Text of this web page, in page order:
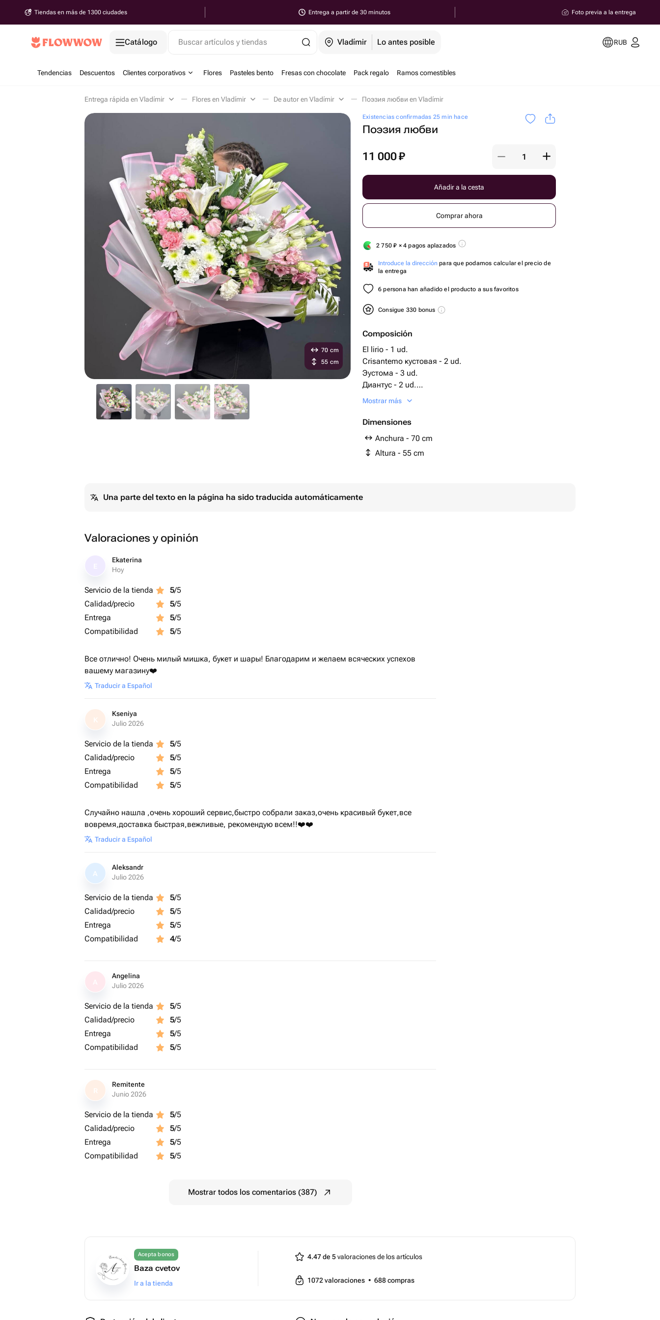
Tiendas en más de 1300 ciudades Entrega a partir de 30 minutos Foto previa a la entrega
Catálogo Buscar artículos y tiendas Vladímir Lo antes posible RUB
Tendencias Descuentos Clientes corporativos Flores Pasteles bento Fresas con chocolate Pack regalo Ramos comestibles
Entrega rápida en Vladímir Flores en Vladímir De autor en Vladímir Поэзия любви en Vladímir
Existencias confirmadas 25 min hace
Поэзия любви
11 000₽
Añadir a la cesta
Comprar ahora
2 750₽ × 4 pagos aplazados
Introduce la dirección para que podamos calcular el precio de
la entrega
6 persona han añadido el producto a sus favoritos
Consigue 330 bonus
Composición
El lirio - 1 ud.
Crisantemo кустовая - 2 ud.
Эустома - 3 ud.
Диантус - 2 ud.
Pocos pistacho molido - 2 ud.
Mostrar más
Dimensiones
Anchura - 70 cm
Altura - 55 cm
70 cm
55 cm
Una parte del texto en la página ha sido traducida automáticamente
Valoraciones y opinión
Ekaterina
Hoy
Servicio de la tienda 5/5
Calidad/precio
5/5
Entrega
5/5
Compatibilidad
5/5
Все отлично! Очень милый мишка, букет и шары! Благодарим и желаем всяческих успехов
вашему магазину❤️
Traducir a Español
K
Kseniya
Julio 2026
Servicio de la tienda 5/5
Calidad/precio
5/5
Entrega
5/5
Compatibilidad
5/5
Случайно нашла ,очень хороший сервис,быстро собрали заказ,очень красивый букет,все
вовремя,доставка быстрая,вежливые, рекомендую всем!!❤️❤️
Traducir a Español
A
Aleksandr
Julio 2026
Servicio de la tienda 5/5
Calidad/precio
5/5
Entrega
5/5
Compatibilidad
4/5
Angelina
Julio 2026
Servicio de la tienda 5/5
Calidad/precio
5/5
Entrega
5/5
Compatibilidad
5/5
R
Remitente
Junio 2026
Servicio de la tienda 5/5
Calidad/precio
5/5
Entrega
5/5
Compatibilidad
5/5
Mostrar todos los comentarios (387)
Acepta bonos
Baza cvetov
Ir a la tienda
4.47 de 5valoraciones de los artículos
1072valoraciones • 688compras